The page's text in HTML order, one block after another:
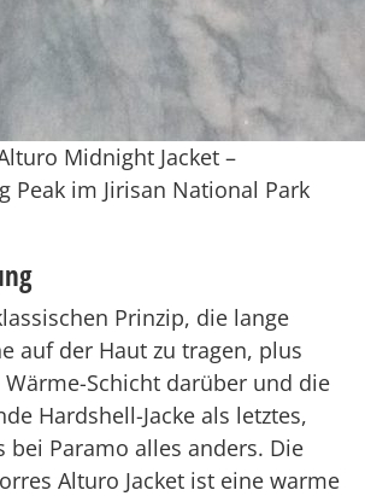
Midnight Jacket –
Peak im Jirisan National Park
Prinzip, die lange
auf der Haut zu tragen, plus
Wärme-Schicht darüber und die
Hardshell-Jacke als letztes,
Paramo alles anders. Die
Alturo Jacket ist eine warme